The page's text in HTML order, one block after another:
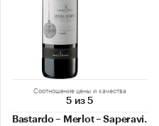
Соотношение цены и качества
5 из 5
Bastardo – Merlot – Saperavi.